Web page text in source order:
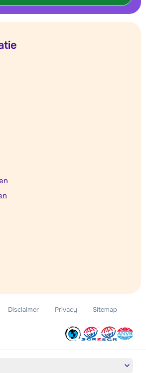
Disclaimer Privacy Sitemap